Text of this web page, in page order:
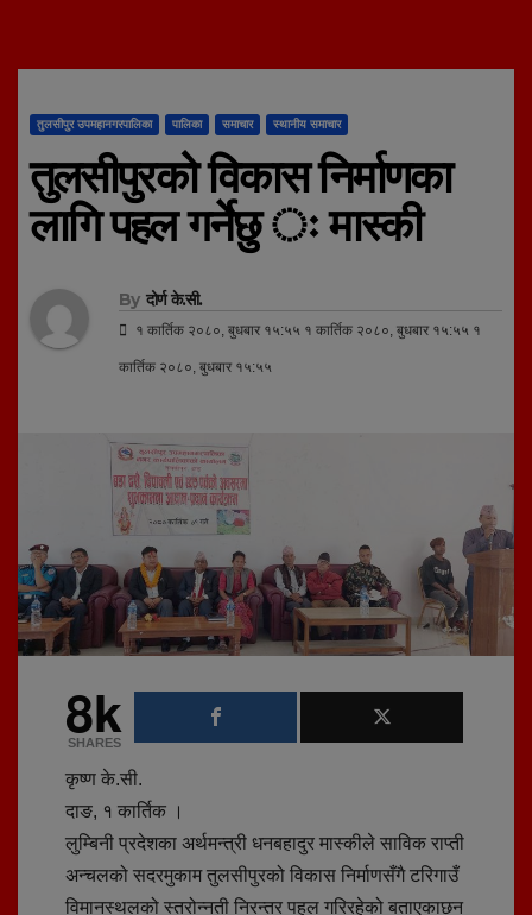
तुलसीपुर उपमहानगरपालिका पालिका समाचार स्थानीय समाचार
तुलसीपुरको विकास निर्माणका
लागि पहल गर्नेछु ः मास्की
By दोर्ण के.सी.
१ कार्तिक २०८०, बुधबार १५:५५ १ कार्तिक २०८०, बुधबार १५:५५ १
कार्तिक २०८०, बुधबार १५:५५
8k
SHARES
कृष्ण के.सी.
दाङ, १ कार्तिक ।
लुम्बिनी प्रदेशका अर्थमन्त्री धनबहादुर मास्कीले साविक राप्ती
अन्चलको सदरमुकाम तुलसीपुरको विकास निर्माणसँगै टरिगाउँ
विमानस्थलको स्तरोन्नती निरन्तर पहल गरिरहेको बताएकाछन